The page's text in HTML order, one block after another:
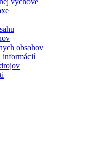
obsahov
informácií